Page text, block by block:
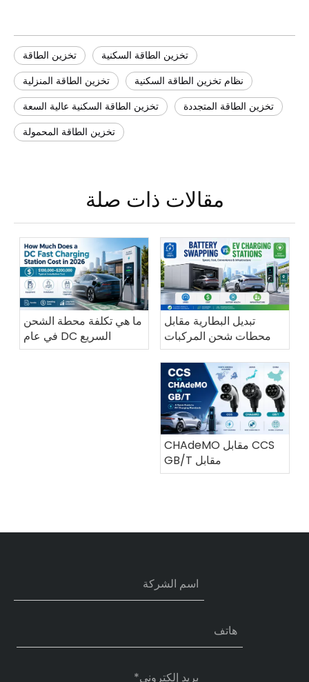
تخزين الطاقة
تخزين الطاقة السكنية
تخزين الطاقة المنزلية
نظام تخزين الطاقة السكنية
تخزين الطاقة السكنية عالية السعة
تخزين الطاقة المتجددة
تخزين الطاقة المحمولة
مقالات ذات صلة
تبديل البطارية مقابل
محطات شحن المركبات
الكهربائية
ما هي تكلفة محطة الشحن
السريع DC في عام
2026؟
CCS مقابل CHAdeMO
مقابل GB/T